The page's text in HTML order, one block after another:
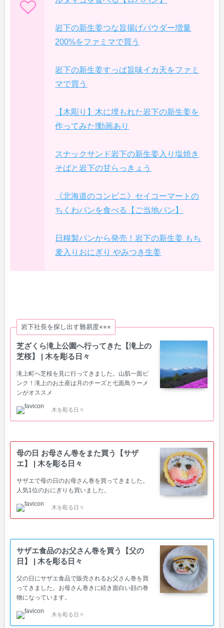
岩下の新生姜つな旨揚げパウダー増量
200%をファミマで買う
岩下の新生姜すっぱ旨味イカ天をファミ
マで買う
【木彫り】木に埋もれた岩下の新生姜を
作ってみた!動画あり
スナックサンド岩下の新生姜入り塩焼き
そばと岩下の甘らっきょう
《北海道のコンビニ》セイコーマートの
ちくわパンを食べる【ご当地パン】
日糧製パンから発売！岩下の新生姜 もち
麦入りおにぎり やみつき生姜
岩下社長を探し出す難易度⭐︎⭐︎⭐︎
芝ざくら滝上公園へ行ってきた【滝上の
芝桜】 | 木を彫る日々
滝上町へ芝桜を見に行ってきました。山肌一面ピ
ンク！滝上のお土産は月のチーズと七面鳥ラーメ
ンがオススメ
木を彫る日々
母の日 お母さん巻をまた買う【サザ
エ】 | 木を彫る日々
サザエで母の日のお母さん巻を買ってきました。
人気1位のおにぎりも買いました。
木を彫る日々
サザエ食品のお父さん巻を買う【父の
日】 | 木を彫る日々
父の日にサザエ食品で販売されるお父さん巻を買
ってきました。お母さん巻きに続き面白い顔の巻
物になっています。
木を彫る日々